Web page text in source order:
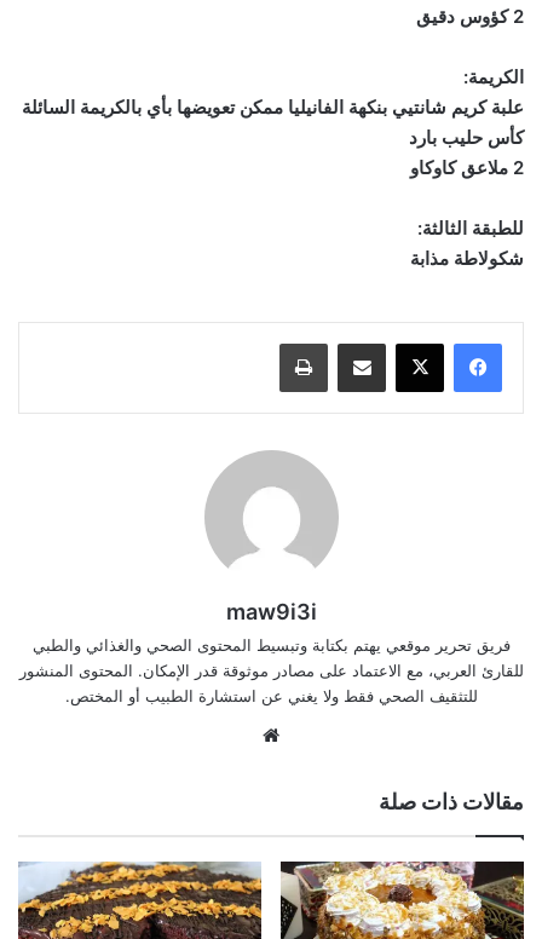
2 كؤوس دقيق
الكريمة:
علبة كريم شانتيي بنكهة الفانيليا ممكن تعويضها بأي بالكريمة السائلة
كأس حليب بارد
2 ملاعق كاوكاو
للطبقة الثالثة:
شكولاطة مذابة
مشاركة عبر البريد طباعة
maw9i3i
فريق تحرير موقعي يهتم بكتابة وتبسيط المحتوى الصحي والغذائي والطبي
للقارئ العربي، مع الاعتماد على مصادر موثوقة قدر الإمكان. المحتوى المنشور
للتثقيف الصحي فقط ولا يغني عن استشارة الطبيب أو المختص.
مقالات ذات صلة